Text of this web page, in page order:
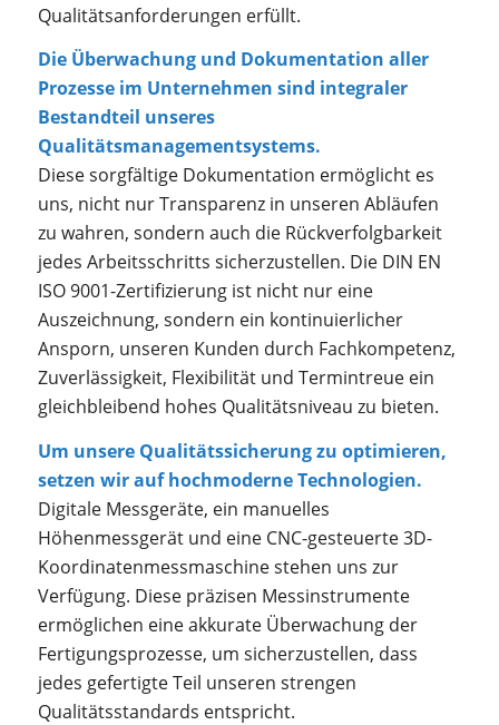
Qualitätsanforderungen erfüllt.
Die Überwachung und Dokumentation aller
Prozesse im Unternehmen sind integraler
Bestandteil unseres
Qualitätsmanagementsystems.
Diese sorgfältige Dokumentation ermöglicht es
uns, nicht nur Transparenz in unseren Abläufen
zu wahren, sondern auch die Rückverfolgbarkeit
jedes Arbeitsschritts sicherzustellen. Die DIN EN
ISO 9001-Zertifizierung ist nicht nur eine
Auszeichnung, sondern ein kontinuierlicher
Ansporn, unseren Kunden durch Fachkompetenz,
Zuverlässigkeit, Flexibilität und Termintreue ein
gleichbleibend hohes Qualitätsniveau zu bieten.
Um unsere Qualitätssicherung zu optimieren,
setzen wir auf hochmoderne Technologien.
Digitale Messgeräte, ein manuelles
Höhenmessgerät und eine CNC-gesteuerte 3D-
Koordinatenmessmaschine stehen uns zur
Verfügung. Diese präzisen Messinstrumente
ermöglichen eine akkurate Überwachung der
Fertigungsprozesse, um sicherzustellen, dass
jedes gefertigte Teil unseren strengen
Qualitätsstandards entspricht.